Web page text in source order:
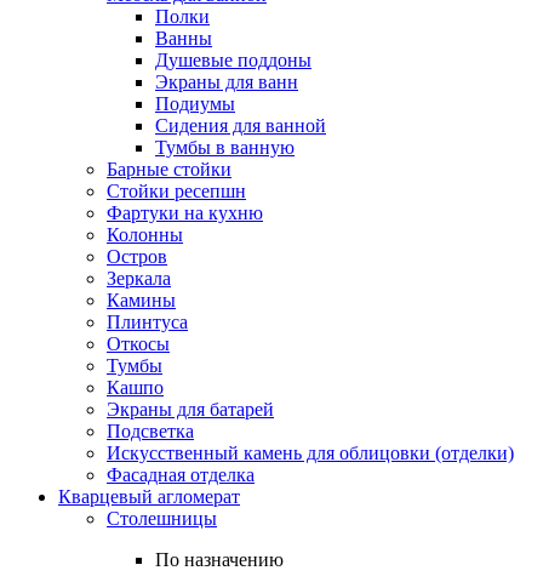
Полки
Ванны
Душевые поддоны
Экраны для ванн
Подиумы
Сидения для ванной
Тумбы в ванную
Барные стойки
Стойки ресепшн
Фартуки на кухню
Колонны
Остров
Зеркала
Камины
Плинтуса
Откосы
Тумбы
Кашпо
Экраны для батарей
Подсветка
Искусственный камень для облицовки (отделки)
Фасадная отделка
Кварцевый агломерат
Столешницы
По назначению